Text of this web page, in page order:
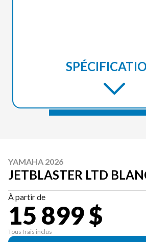
YAMAHA 2026
JETBLASTER LTD
À partir de
15 899 $
Tous frais inclus